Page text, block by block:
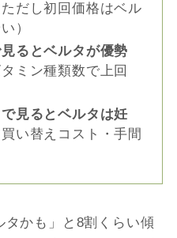
ただし初回価格はベル
）
るとベルタが優勢
ミン種類数で上回
見るとベルタは妊
買い替えコスト・手間
タかも」と8割くらい傾